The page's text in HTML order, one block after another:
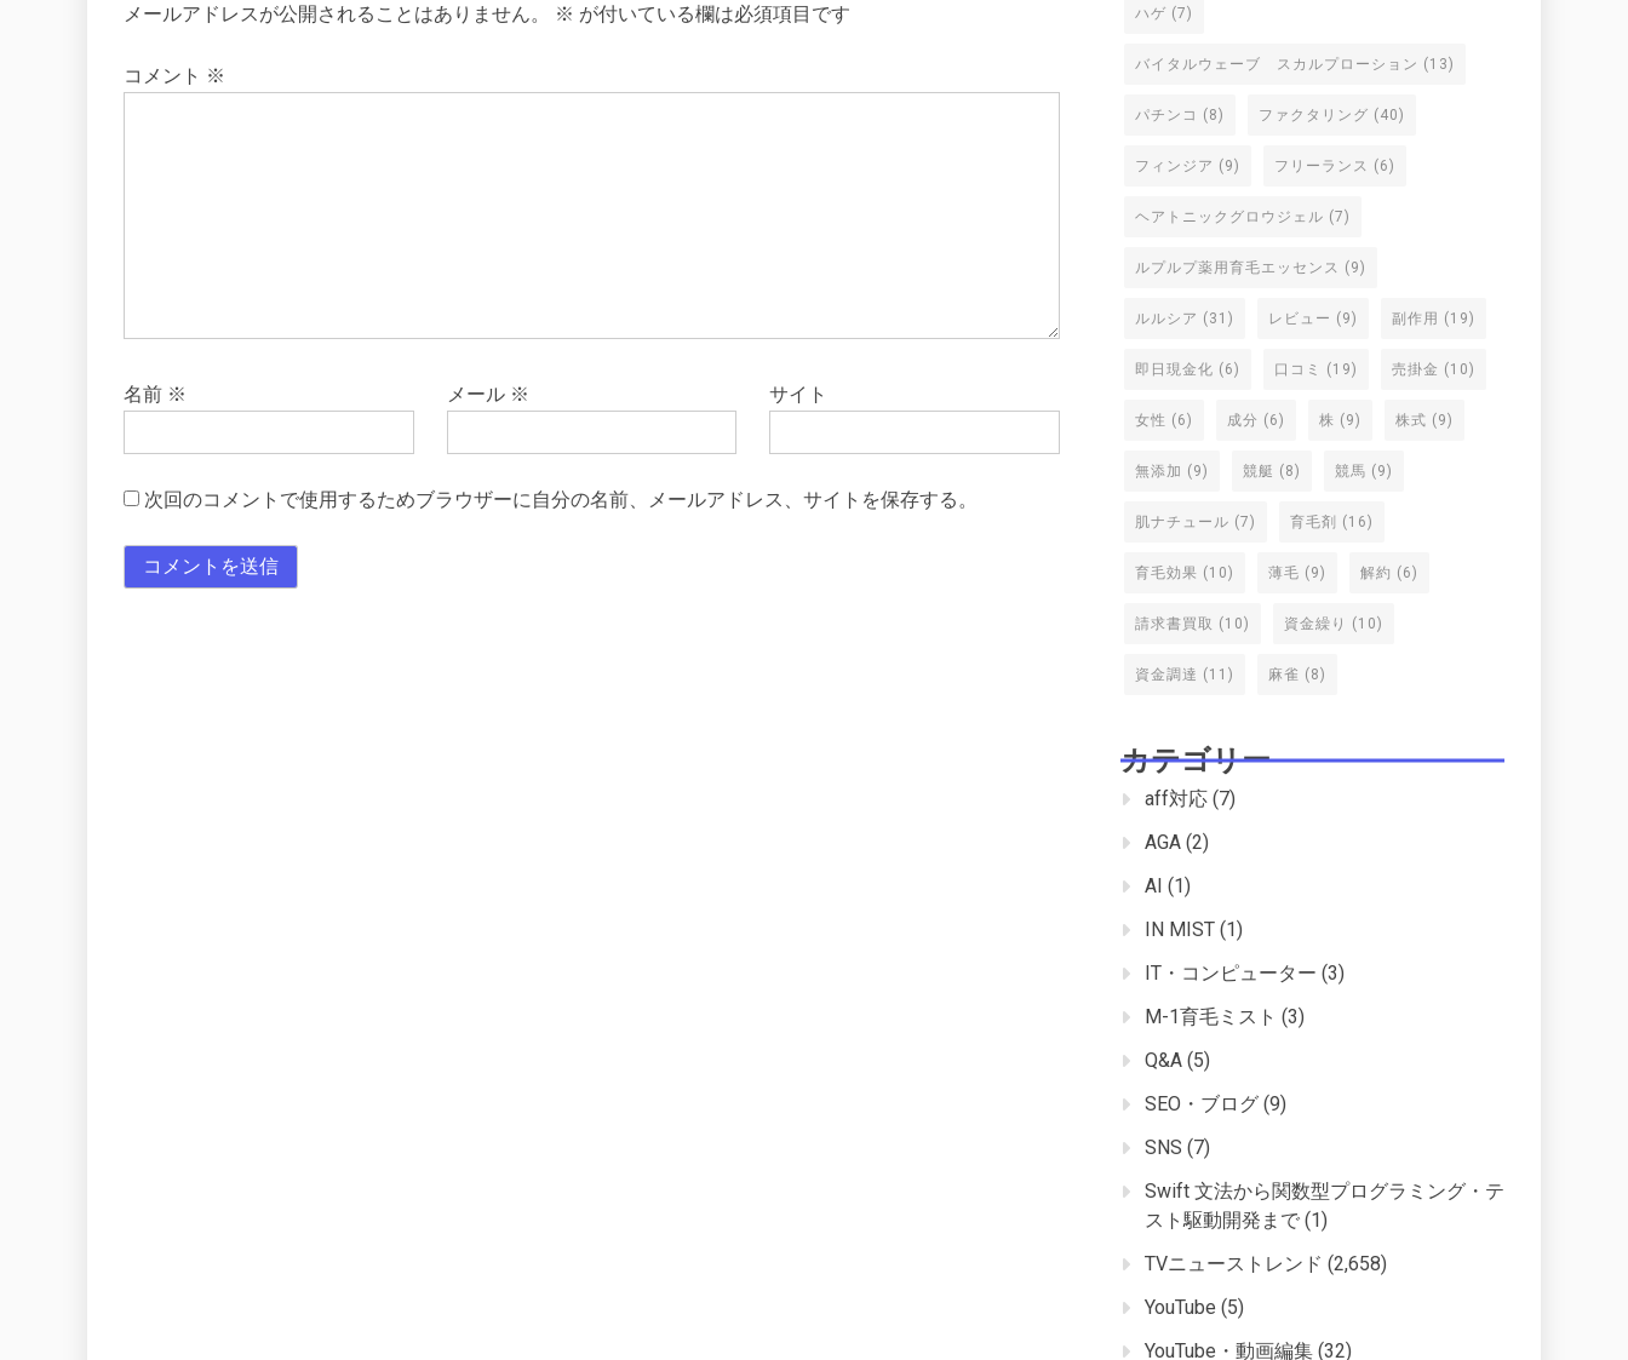
メールアドレスが公開されることはありません。 ※ が付いている欄は必須項目です
コメント ※
名前 ※ メール ※ サイト
次回のコメントで使用するためブラウザーに自分の名前、メールアドレス、サイトを保存する。
ハゲ (7)
バイタルウェーブ スカルプローション (13)
パチンコ (8) ファクタリング (40)
フィンジア (9) フリーランス (6)
ヘアトニックグロウジェル (7)
ルプルプ薬用育毛エッセンス (9)
ルルシア (31) レビュー (9) 副作用 (19)
即日現金化 (6) 口コミ (19) 売掛金 (10)
女性 (6) 成分 (6) 株 (9) 株式 (9)
無添加 (9) 競艇 (8) 競馬 (9)
肌ナチュール (7) 育毛剤 (16)
育毛効果 (10) 薄毛 (9) 解約 (6)
請求書買取 (10) 資金繰り (10)
資金調達 (11) 麻雀 (8)
カテゴリー
aff対応 (7)
AGA (2)
AI (1)
IN MIST (1)
IT・コンピューター (3)
M-1育毛ミスト (3)
Q&A (5)
SEO・ブログ (9)
SNS (7)
Swift 文法から関数型プログラミング・テ
スト駆動開発まで (1)
TVニューストレンド (2,658)
YouTube (5)
YouTube・動画編集 (32)